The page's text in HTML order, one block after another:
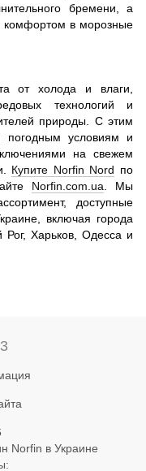
бремени, а
комфортом в морозные
от холода и влаги,
технологий и
природы. С этим
условиям и
на свежем
Купите Norfin Nord по
Norfin.com.ua . Мы
доступные
включая города
Харьков, Одесса и
Norfin в Украине